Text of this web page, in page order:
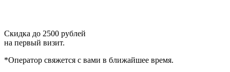
Скидка до 2500 рублей
на первый визит.
*Оператор свяжется с вами в ближайшее время.